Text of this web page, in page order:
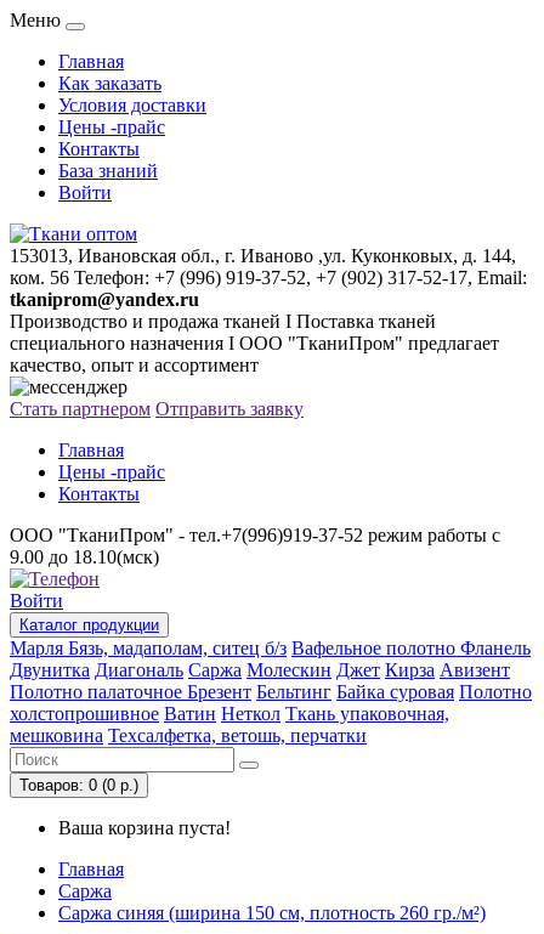
Меню
Главная
Как заказать
Условия доставки
Цены -прайс
Контакты
База знаний
Войти
153013, Ивановская обл., г. Иваново ,ул. Куконковых, д. 144,
ком. 56 Телефон: +7 (996) 919-37-52, +7 (902) 317-52-17, Email:
tkaniprom@yandex.ru
Производство и продажа тканей I Поставка тканей
специального назначения I ООО "ТканиПром" предлагает
качество, опыт и ассортимент
Стать партнером Отправить заявку
Главная
Цены -прайс
Контакты
ООО "ТканиПром" - тел.+7(996)919-37-52 режим работы с
9.00 до 18.10(мск)
Войти
Каталог продукции
Марля Бязь, мадаполам, ситец б/з Вафельное полотно Фланель
Двунитка Диагональ Саржа Молескин Джет Кирза Авизент
Полотно палаточное Брезент Бельтинг Байка суровая Полотно
холстопрошивное Ватин Неткол Ткань упаковочная,
мешковина Техсалфетка, ветошь, перчатки
Товаров: 0 (0 р.)
Ваша корзина пуста!
Главная
Саржа
Саржа синяя (ширина 150 см, плотность 260 гр./м²)